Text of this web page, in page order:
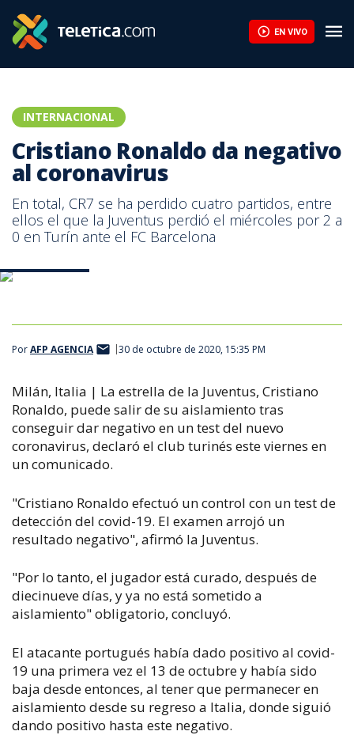
EN VIVO
INTERNACIONAL
Cristiano Ronaldo da negativo
al coronavirus
En total, CR7 se ha perdido cuatro partidos, entre
ellos el que la Juventus perdió el miércoles por 2 a
0 en Turín ante el FC Barcelona
PorAFP AGENCIA 30 de octubre de 2020, 15:35 PM
Milán, Italia | La estrella de la Juventus, Cristiano
Ronaldo, puede salir de su aislamiento tras
conseguir dar negativo en un test del nuevo
coronavirus, declaró el club turinés este viernes en
un comunicado.
"Cristiano Ronaldo efectuó un control con un test de
detección del covid-19. El examen arrojó un
resultado negativo", afirmó la Juventus.
"Por lo tanto, el jugador está curado, después de
diecinueve días, y ya no está sometido a
aislamiento" obligatorio, concluyó.
El atacante portugués había dado positivo al covid-
19 una primera vez el 13 de octubre y había sido
baja desde entonces, al tener que permanecer en
aislamiento desde su regreso a Italia, donde siguió
dando positivo hasta este negativo.